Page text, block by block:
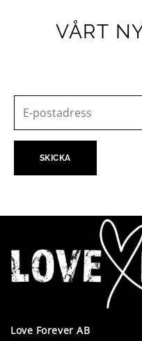
VÅRT
Love Forever AB